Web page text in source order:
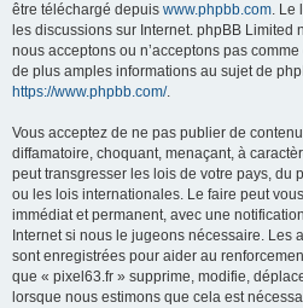
être téléchargé depuis www.phpbb.com. Le
les discussions sur Internet. phpBB Limited
nous acceptons ou n’acceptons pas
de plus amples informations au sujet de
https://www.phpbb.com/.
Vous acceptez de ne pas publier de
diffamatoire, choquant, menaçant, à
peut transgresser les lois de votre pays, du
ou les lois internationales. Le faire peut
immédiat et permanent, avec une
Internet si nous le jugeons nécessaire. Les
sont enregistrées pour aider au
que « pixel63.fr » supprime, modifie,
lorsque nous estimons que cela est